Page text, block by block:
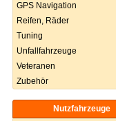
GPS Navigation
Reifen, Räder
Tuning
Unfallfahrzeuge
Veteranen
Zubehör
Nutzfahrzeuge